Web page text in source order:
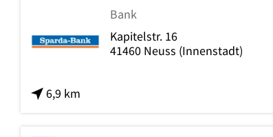
6,9 km
Bank
Kapitelstr. 16
41460 Neuss (Innenstadt)